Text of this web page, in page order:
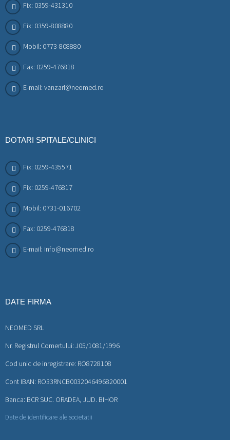
Fix: 0359-431310
Fix: 0359-808880
Mobil: 0773-808880
Fax: 0259-476818
E-mail: vanzari@neomed.ro
DOTARI SPITALE/CLINICI
Fix: 0259-435571
Fix: 0259-476817
Mobil: 0731-016702
Fax: 0259-476818
E-mail: info@neomed.ro
DATE FIRMA
NEOMED SRL
Nr. Registrul Comertului: J05/1081/1996
Cod unic de inregistrare: RO8728108
Cont IBAN: RO33RNCB0032046496820001
Banca: BCR SUC. ORADEA, JUD. BIHOR
Date de identificare ale societatii